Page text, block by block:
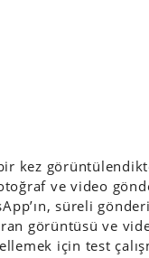
kez
ve video
süreli
görüntüsü ve
için test